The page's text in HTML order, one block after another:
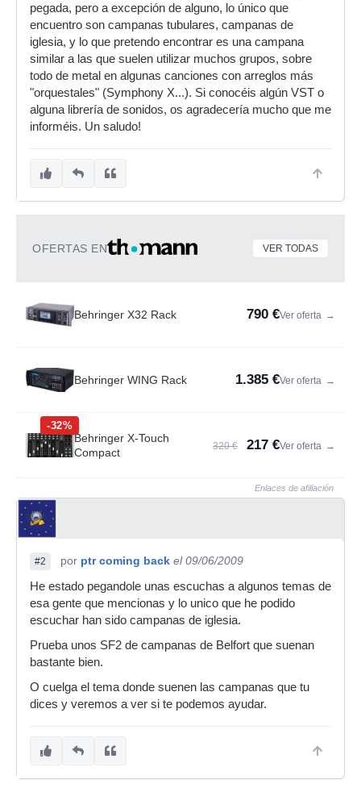
pegada, pero a excepción de alguno, lo único que
encuentro son campanas tubulares, campanas de
iglesia, y lo que pretendo encontrar es una campana
similar a las que suelen utilizar muchos grupos, sobre
todo de metal en algunas canciones con arreglos más
"orquestales" (Symphony X...). Si conocéis algún VST o
alguna librería de sonidos, os agradecería mucho que me
informéis. Un saludo!
OFERTAS EN VER TODAS
Behringer X32 Rack 790 €Ver oferta →
Behringer WING Rack 1.385 €Ver oferta →
-32%
Behringer X-Touch
Compact
320 € 217 €Ver oferta →
Enlaces de afiliación
#2 por ptr coming back el 09/06/2009
He estado pegandole unas escuchas a algunos temas de
esa gente que mencionas y lo unico que he podido
escuchar han sido campanas de iglesia.
Prueba unos SF2 de campanas de Belfort que suenan
bastante bien.
O cuelga el tema donde suenen las campanas que tu
dices y veremos a ver si te podemos ayudar.